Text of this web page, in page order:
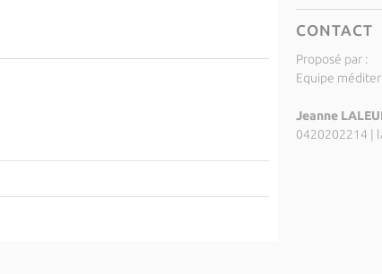
CONTACT
Proposé par :
Equipe
Jeanne
0420202214